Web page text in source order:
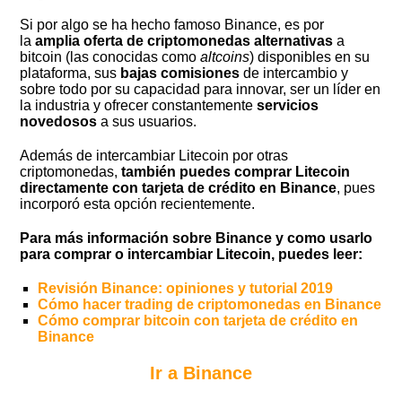
Si por algo se ha hecho famoso Binance, es por
laamplia oferta de criptomonedas alternativas a
bitcoin (las conocidas comoaltcoins) disponibles en su
plataforma, sus bajas comisiones de intercambio y
sobre todo por su capacidad para innovar, ser un líder en
la industria y ofrecer constantementeservicios
novedosos a sus usuarios.
Además de intercambiar Litecoin por otras
criptomonedas,también puedes comprar Litecoin
directamente con tarjeta de crédito en Binance, pues
incorporó esta opción recientemente.
Para más información sobre Binance y como usarlo
para comprar o intercambiar Litecoin, puedes leer:
Revisión Binance: opiniones y tutorial 2019
Cómo hacer trading de criptomonedas en Binance
Cómo comprar bitcoin con tarjeta de crédito en
Binance
Ir a Binance